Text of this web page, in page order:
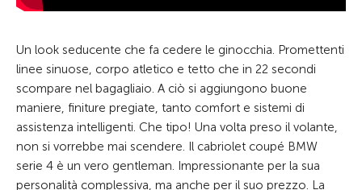
Un look seducente che fa cedere le ginocchia. Promettenti
linee sinuose, corpo atletico e tetto che in 22 secondi
scompare nel bagagliaio. A ciò si aggiungono buone
maniere, finiture pregiate, tanto comfort e sistemi di
assistenza intelligenti. Che tipo! Una volta preso il volante,
non si vorrebbe mai scendere. Il cabriolet coupé BMW
serie 4 è un vero gentleman. Impressionante per la sua
personalità complessiva, ma anche per il suo prezzo. La